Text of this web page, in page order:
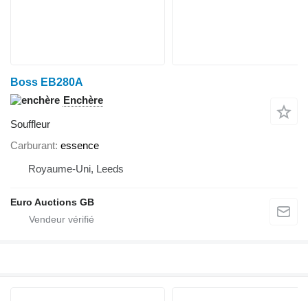
Boss EB280A
Enchère
Souffleur
Carburant essence
Royaume-Uni, Leeds
Euro Auctions GB